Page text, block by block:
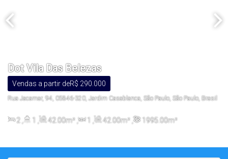
Dot Vila Das Belezas
R$ 290.000
Vendas a partir de
Rua Jacamar, 94, 05846-320, Jardim Casablanca, São Paulo, São Paulo, Brasil
2 , 1 , 42.00m² , 1 , 42.00m² , 1995.00m²